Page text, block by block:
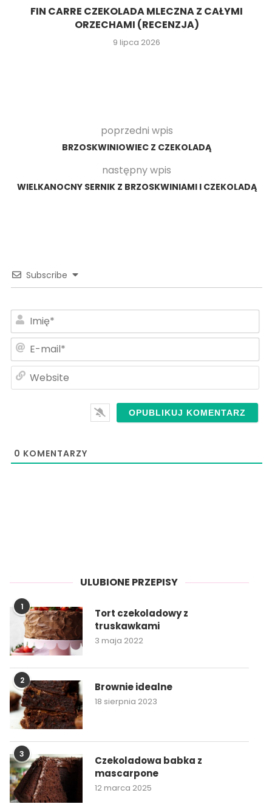
FIN CARRE CZEKOLADA MLECZNA Z CAŁYMI
ORZECHAMI (RECENZJA)
9 lipca 2026
poprzedni wpis
BRZOSKWINIOWIEC Z CZEKOLADĄ
następny wpis
WIELKANOCNY SERNIK Z BRZOSKWINIAMI I CZEKOLADĄ
Subscribe
0 KOMENTARZY
ULUBIONE PRZEPISY
1
Tort czekoladowy z
truskawkami
3 maja 2022
2 Brownie idealne
18 sierpnia 2023
3
Czekoladowa babka z
mascarpone
12 marca 2025